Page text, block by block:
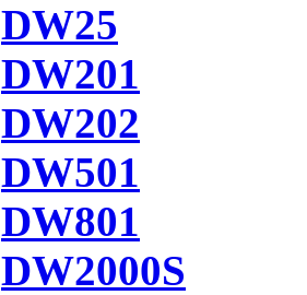
DW25
DW201
DW202
DW501
DW801
DW2000S